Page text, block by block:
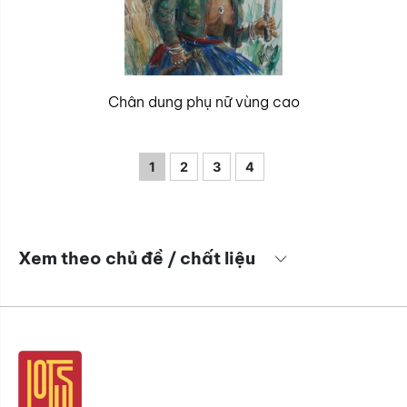
Chân dung phụ nữ vùng cao
1 2 3 4
Xem theo chủ đề / chất liệu